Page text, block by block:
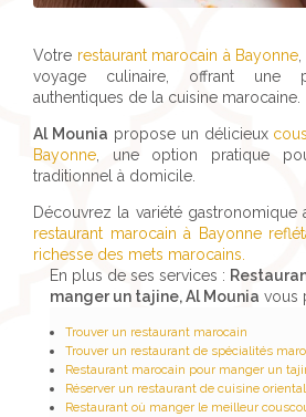
Votre restaurant marocain à Bayonne
voyage culinaire, offrant une
authentiques de la cuisine marocaine.
Al Mounia propose un délicieux
Bayonne , une option pratique
traditionnel à domicile.
Découvrez la variété gastronomique
restaurant marocain à Bayonne
richesse des mets marocains.
En plus de ses services :
manger un tajine, Al Mounia vous
Trouver un restaurant marocain
Trouver un restaurant de spécialités
Restaurant marocain pour manger un
Réserver un restaurant de cuisine
Restaurant où manger le meilleur